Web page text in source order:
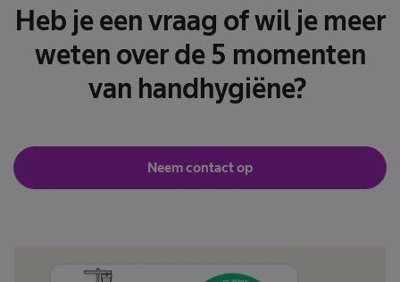
Heb je een vraag of wil je meer
weten over de 5 momenten
van handhygiëne?
Neem contact op